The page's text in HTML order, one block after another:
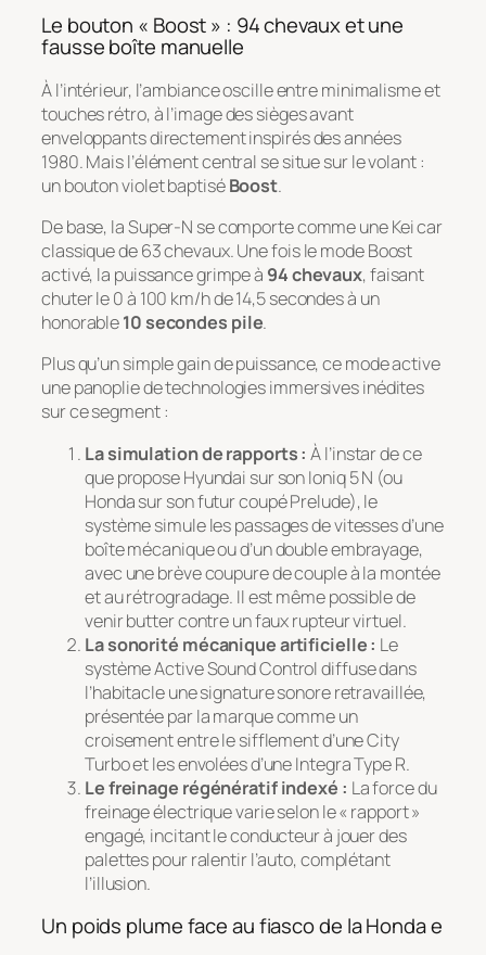
Le bouton « Boost » : 94 chevaux et une
fausse boîte manuelle
À l’intérieur, l’ambiance oscille entre minimalisme et
touches rétro, à l’image des sièges avant
enveloppants directement inspirés des années
1980. Mais l’élément central se situe sur le volant :
un bouton violet baptiséBoost.
De base, la Super-N se comporte comme une Kei car
classique de 63 chevaux. Une fois le mode Boost
activé, la puissance grimpe à 94 chevaux, faisant
chuter le 0 à 100 km/h de 14,5 secondes à un
honorable10 secondes pile.
Plus qu’un simple gain de puissance, ce mode active
une panoplie de technologies immersives inédites
sur ce segment :
La simulation de rapports : À l’instar de ce
que propose Hyundai sur son Ioniq 5 N (ou
Honda sur son futur coupé Prelude), le
système simule les passages de vitesses d’une
boîte mécanique ou d’un double embrayage,
avec une brève coupure de couple à la montée
et au rétrogradage. Il est même possible de
venir butter contre un faux rupteur virtuel.
La sonorité mécanique artificielle : Le
systèmeActive Sound Controldiffuse dans
l’habitacle une signature sonore retravaillée,
présentée par la marque comme un
croisement entre le sifflement d’une City
Turbo et les envolées d’une Integra Type R.
Le freinage régénératif indexé : La force du
freinage électrique varie selon le « rapport »
engagé, incitant le conducteur à jouer des
palettes pour ralentir l’auto, complétant
l’illusion.
Un poids plume face au fiasco de la Honda e